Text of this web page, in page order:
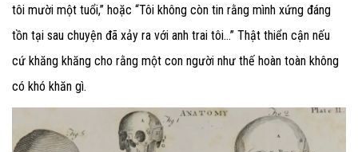
tôi mười một tuổi,” hoặc “Tôi không còn tin rằng mình xứng đáng
tồn tại sau chuyện đã xảy ra với anh trai tôi…” Thật thiển cận nếu
cứ khăng khăng cho rằng một con người như thế hoàn toàn không
có khó khăn gì.